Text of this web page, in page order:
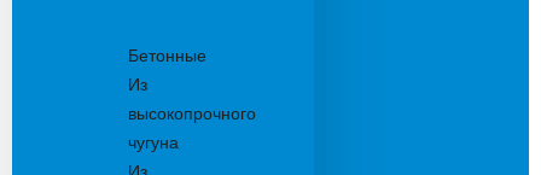
Бетонные
Из
высокопрочного
чугуна